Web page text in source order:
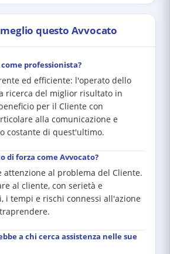
questo Avvocato
professionista?
ed efficiente: l'operato dello
ricerca del miglior risultato in
per il Cliente con
alla comunicazione e
costante di quest'ultimo.
di forza come Avvocato?
attenzione al problema del Cliente.
al cliente, con serietà e
i tempi e rischi connessi all'azione
a chi cerca assistenza nelle sue